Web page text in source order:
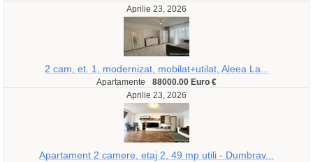
Aprilie 23, 2026
2 cam, et. 1, modernizat, mobilat+utilat, Aleea La...
Apartamente
88000.00 Euro €
Aprilie 23, 2026
Apartament 2 camere, etaj 2, 49 mp utili - Dumbrav...